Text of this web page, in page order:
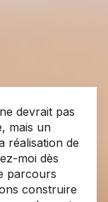
devrait pas
mais un
réalisation de
moi dès
parcours
construire